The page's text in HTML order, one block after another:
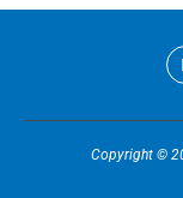
Copyright ©